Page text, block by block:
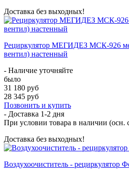
Доставка без выходных!
Рециркулятор МЕГИДЕЗ МСК-926
вентил) настенный
- Наличие уточняйте
было
31 180 руб
28 345 руб
Позвонить и купить
- Доставка 1-2 дня
При условии товара в наличии (осн.
Доставка без выходных!
Воздухоочиститель - рециркулятор